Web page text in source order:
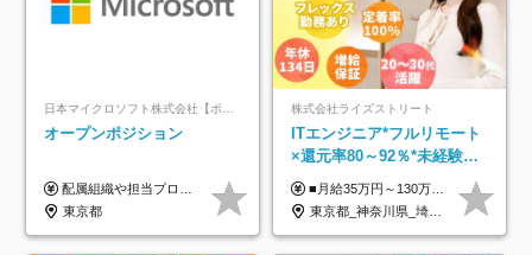
日本マイクロソフト株式会社【ポジションマッチ登録】
オープンポジション
配属組織や担当プロジェクトにより異なります。 ▼参考情報 ----------------------- 年俸650万～（1/12を月々支給） ※経験、能力を考慮の上、当社規定により優遇いたします。 ※時間外、休日出勤、深夜手当に対する賃金も基本年俸に含みます。
東京都
株式会社ライズストリート
ITエンジニア*フルリモート
×還元率80～92％*未経験歓
迎*年休134日*月給35万～*
定着率100%
■月給35万円～130万円＋賞与年2回＋各種手当 ※システムエンジニアの経験をお持ちの方は月給41万円以上＋賞与年2回（108万円～）＋手当 ■単価（年収）アップのチャンスは最大年12回 ※残業代は1分単位で100％全額支給。サービス残業などは一切ありません ※試用期間6ヵ月（試用期間中の待遇・給与に差はありません）
東京都_神奈川県_埼玉県_千葉県_大阪府_愛知県_北海道_青森県_岩手県_宮城県_秋田県_山形県_福島県_茨城県_栃木県_群馬県_新潟県_山梨県_長野県_富山県_石川県_福井県_静岡県_岐阜県_三重県_兵庫県_京都府_滋賀県_奈良県_和歌山県_広島県_岡山県_鳥取県_島根県_山口県_徳島県_香川県_愛媛県_高知県_福岡県_熊本県_佐賀県_長崎県_大分県_宮崎県_鹿児島県_沖縄県